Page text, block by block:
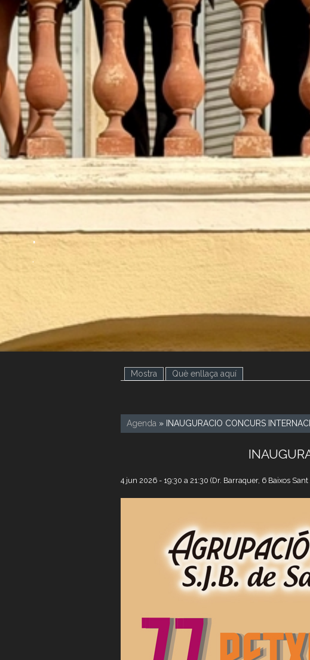
.
.
Mostra (pestanya activa)
Què enllaça aquí
Agenda » INAUGURACIO CONCURS
4 jun 2026 - 19:30 a 21:30 (Dr. Barraquer, 6 Baixos